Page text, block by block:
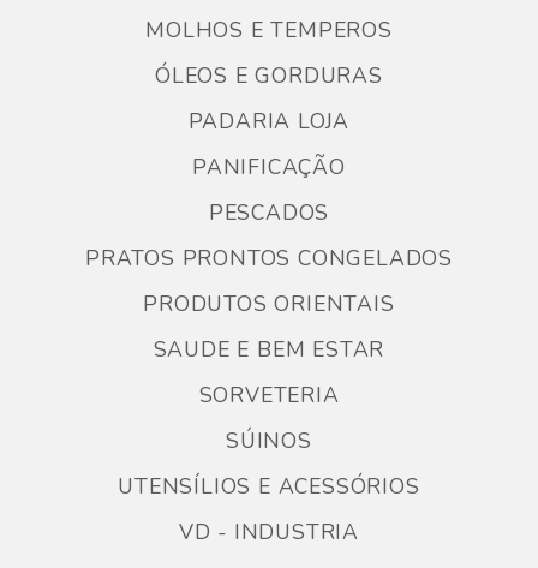
MOLHOS E TEMPEROS
ÓLEOS E GORDURAS
PADARIA LOJA
PANIFICAÇÃO
PESCADOS
PRATOS PRONTOS CONGELADOS
PRODUTOS ORIENTAIS
SAUDE E BEM ESTAR
SORVETERIA
SÚINOS
UTENSÍLIOS E ACESSÓRIOS
VD - INDUSTRIA